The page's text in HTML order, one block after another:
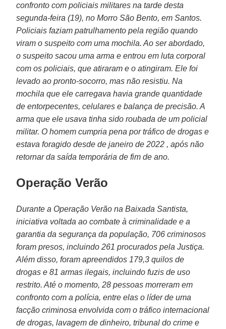
confronto com policiais militares na tarde desta
segunda-feira (19), no Morro São Bento, em Santos.
Policiais faziam patrulhamento pela região quando
viram o suspeito com uma mochila. Ao ser abordado,
o suspeito sacou uma arma e entrou em luta corporal
com os policiais, que atiraram e o atingiram. Ele foi
levado ao pronto-socorro, mas não resistiu. Na
mochila que ele carregava havia grande quantidade
de entorpecentes, celulares e balança de precisão. A
arma que ele usava tinha sido roubada de um policial
militar. O homem cumpria pena por tráfico de drogas e
estava foragido desde de janeiro de 2022 , após não
retornar da saída temporária de fim de ano.
Operação Verão
Durante a Operação Verão na Baixada Santista,
iniciativa voltada ao combate à criminalidade e a
garantia da segurança da população, 706 criminosos
foram presos, incluindo 261 procurados pela Justiça.
Além disso, foram apreendidos 179,3 quilos de
drogas e 81 armas ilegais, incluindo fuzis de uso
restrito. Até o momento, 28 pessoas morreram em
confronto com a polícia, entre elas o líder de uma
facção criminosa envolvida com o tráfico internacional
de drogas, lavagem de dinheiro, tribunal do crime e